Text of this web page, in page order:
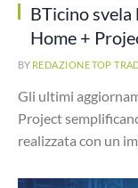
BTicino svela
Home +
BY REDAZIONE TOP
Gli ultimi
Project
realizzata con un